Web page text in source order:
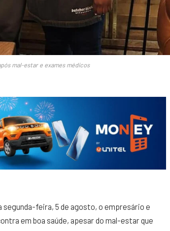
mal-estar e exames médicos
segunda-feira, 5 de agosto, o empresário e
em boa saúde, apesar do mal-estar que